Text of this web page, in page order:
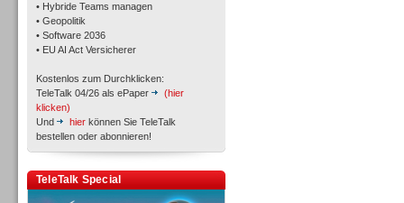
• Hybride Teams managen
• Geopolitik
• Software 2036
• EU AI Act Versicherer
Kostenlos zum Durchklicken:
TeleTalk 04/26 als ePaper
(hier
klicken)
Und
hier können Sie TeleTalk
bestellen oder abonnieren!
TeleTalk Special
Workforce-Management
Personal